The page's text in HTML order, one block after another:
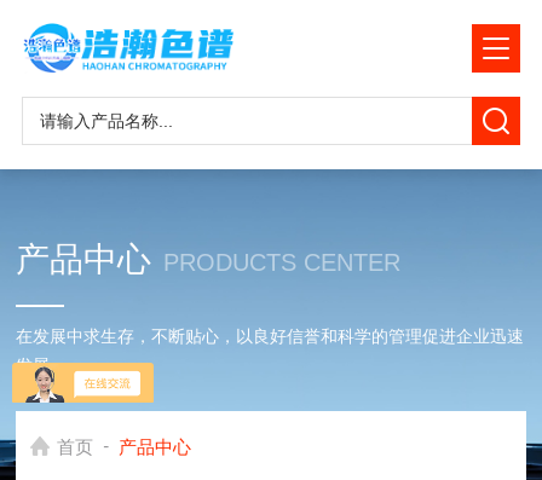
产品中心 PRODUCTS CENTER
在发展中求生存，不断贴心，以良好信誉和科学的管理促进企业迅速
发展
首页 - 产品中心